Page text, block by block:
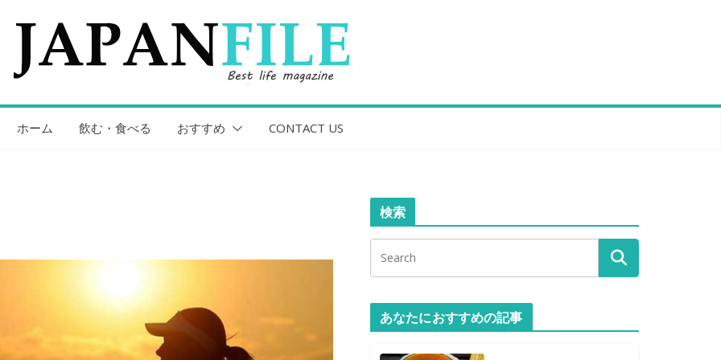
ホーム 飲む・食べる おすすめ CONTACT US
検索
あなたにおすすめの記事